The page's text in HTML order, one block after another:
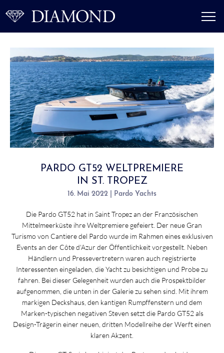
PARDO GT52 WELTPREMIERE
IN ST. TROPEZ
16. Mai 2022 | Pardo Yachts
Die Pardo GT52 hat in Saint Tropez an der Französischen
Mittelmeerküste ihre Weltpremiere gefeiert. Der neue Gran
Turismo von Cantiere del Pardo wurde im Rahmen eines exklusiven
Events an der Côte d'Azur der Öffentlichkeit vorgestellt. Neben
Händlern und Pressevertretern waren auch registrierte
Interessenten eingeladen, die Yacht zu besichtigen und Probe zu
fahren. Bei dieser Gelegenheit wurden auch die Prospektbilder
aufgenommen, die unten in der Galerie zu sehen sind. Mit ihrem
markigen Deckshaus, den kantigen Rumpffenstern und dem
Marken-typischen negativen Steven setzt die Pardo GT52 als
Design-Trägerin einer neuen, dritten Modellreihe der Werft einen
klaren Akzent.